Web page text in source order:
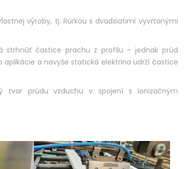
výroby, tj. Rúrkou s dvadsiatimi vyvŕtanými
strhnúť častice prachu z profilu – jednak prúd
a navyše statická elektrina udrží častice
tvar prúdu vzduchu v spojení s ionizačným